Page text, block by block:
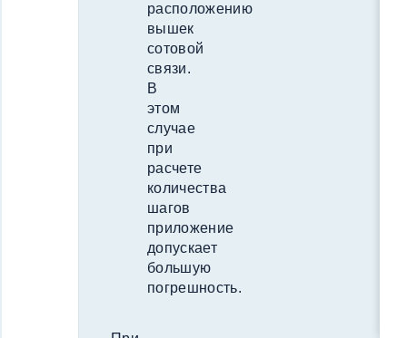
расположению
вышек
сотовой
связи.
В
этом
случае
при
расчете
количества
шагов
приложение
допускает
большую
погрешность.